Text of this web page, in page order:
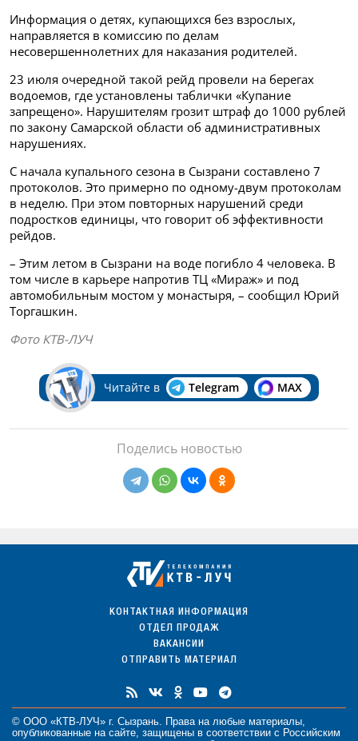
Информация о детях, купающихся без взрослых,
направляется в комиссию по делам
несовершеннолетних для наказания родителей.
23 июля очередной такой рейд провели на берегах
водоемов, где установлены таблички «Купание
запрещено». Нарушителям грозит штраф до 1000 рублей
по закону Самарcкой области об административных
нарушениях.
С начала купального сезона в Сызрани составлено 7
протоколов. Это примерно по одному-двум протоколам
в неделю. При этом повторных нарушений среди
подростков единицы, что говорит об эффективности
рейдов.
– Этим летом в Сызрани на воде погибло 4 человека. В
том числе в карьере напротив ТЦ «Мираж» и под
автомобильным мостом у монастыря, – сообщил Юрий
Торгашкин.
Фото КТВ-ЛУЧ
Читайте в Telegram MAX
Поделись новостью
КОНТАКТНАЯ ИНФОРМАЦИЯ
ОТДЕЛ ПРОДАЖ
ВАКАНСИИ
ОТПРАВИТЬ МАТЕРИАЛ
© ООО «КТВ-ЛУЧ» г. Сызрань. Права на любые материалы
опубликованные на сайте, защищены в соответствии с Российским